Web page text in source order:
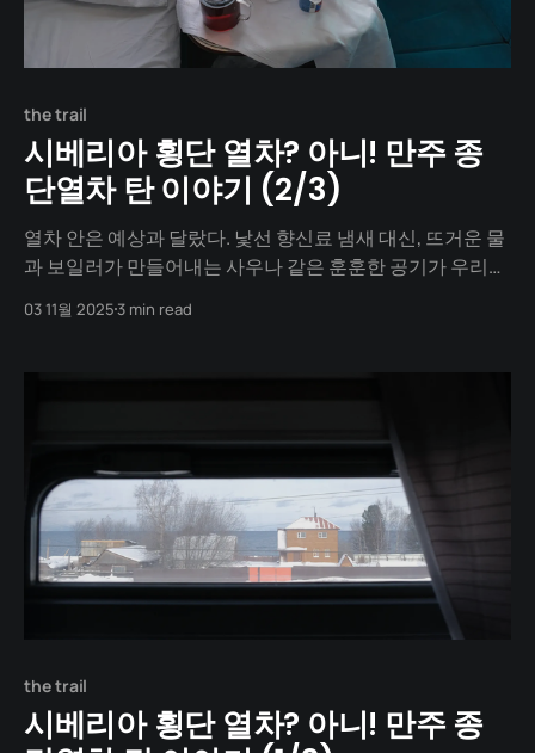
the trail
시베리아 횡단 열차? 아니! 만주 종
단열차 탄 이야기 (2/3)
열차 안은 예상과 달랐다. 낯선 향신료 냄새 대신, 뜨거운 물
과 보일러가 만들어내는 사우나 같은 훈훈한 공기가 우리를
받을 수 있었다. 창밖은 온통 하얀 눈뿐이었다. 소리도, 거리
03 11월 20253 min read
the trail
시베리아 횡단 열차? 아니! 만주 종